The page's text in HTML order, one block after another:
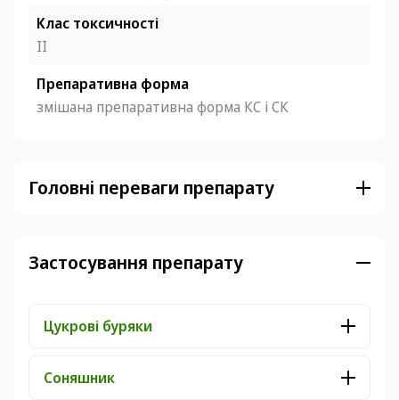
Клас токсичності
ІІ
Препаративна форма
змішана препаративна форма КС і СК
Головні переваги препарату
Застосування препарату
Цукрові буряки
Соняшник